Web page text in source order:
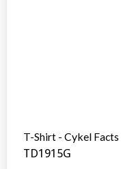
T-Shirt - Cykel Facts
TD1915G